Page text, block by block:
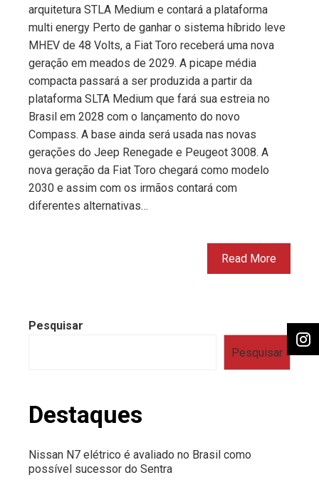
arquitetura STLA Medium e contará a plataforma
multi energy Perto de ganhar o sistema híbrido leve
MHEV de 48 Volts, a Fiat Toro receberá uma nova
geração em meados de 2029. A picape média
compacta passará a ser produzida a partir da
plataforma SLTA Medium que fará sua estreia no
Brasil em 2028 com o lançamento do novo
Compass. A base ainda será usada nas novas
gerações do Jeep Renegade e Peugeot 3008. A
nova geração da Fiat Toro chegará como modelo
2030 e assim com os irmãos contará com
diferentes alternativas…
Read More
Pesquisar
Pesquisar
Destaques
Nissan N7 elétrico é avaliado no Brasil como
possível sucessor do Sentra